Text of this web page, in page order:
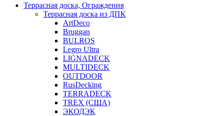
Террасная доска, Ограждения
Террасная доска из ДПК
ArtDeco
Bruggan
BULROS
Legro Ultra
LIGNADECK
MULTIDECK
OUTDOOR
RusDecking
TERRADECK
TREX (США)
ЭКОДЭК